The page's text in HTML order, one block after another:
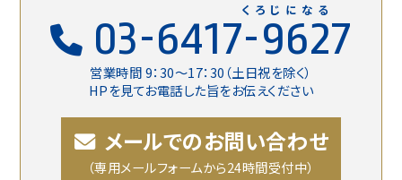
03-6417-9627
営業時間 9：30〜17：30（土日祝を除く）
HPを見てお電話した旨をお伝えください
くろじになる
メールでのお問い合わせ
（専用メールフォームから24時間受付中）